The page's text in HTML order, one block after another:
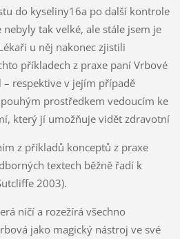
do kyseliny16a po další kontrole
tak velké, ale stále jsem je
u něj nakonec zjistili
příkladech z praxe paní Vrbové
respektive v jejím případě
prostředkem vedoucím ke
který jí umožňuje vidět zdravotní
z příkladů konceptů z praxe
textech běžně řadí k
2003).
ničí a rozežírá všechno
jako magický nástroj ve své